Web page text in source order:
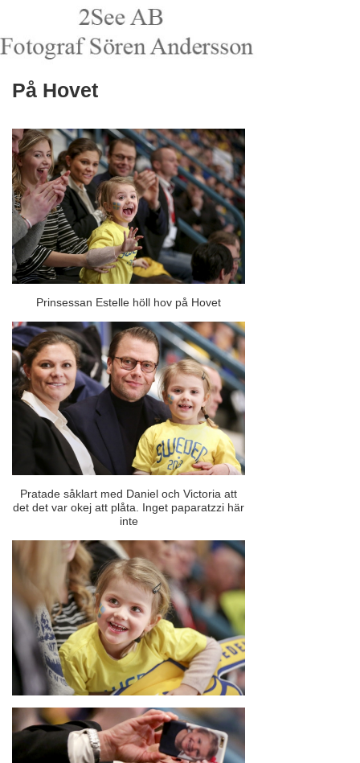
På Hovet
Prinsessan Estelle höll hov på Hovet
Pratade såklart med Daniel och Victoria att
det det var okej att plåta. Inget paparatzzi här
inte